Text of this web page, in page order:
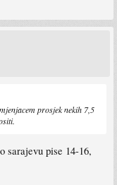
prosjek nekih 7,5
sarajevu pise 14-16,